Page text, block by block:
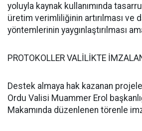
yoluyla kaynak kullanımında
üretim verimliliğinin artırılması ve
yöntemlerinin yaygınlaştırılması
PROTOKOLLER VALİLİKTE
Destek almaya hak kazanan
Ordu Valisi Muammer Erol
Makamında düzenlenen törenle